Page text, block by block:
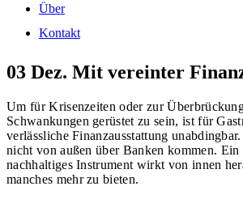
Über
Kontakt
03 Dez. Mit vereinter
Um für Krisenzeiten oder zur
Schwankungen gerüstet zu sein, ist für
verlässliche Finanzausstattung
nicht von außen über Banken kommen. Ein
nachhaltiges Instrument wirkt von innen
manches mehr zu bieten.